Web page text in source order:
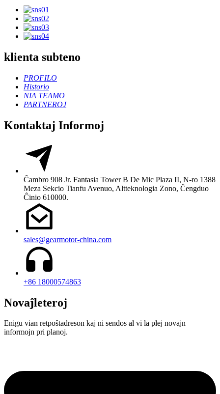
klienta subteno
PROFILO
Historio
NIA TEAMO
PARTNEROJ
Kontaktaj Informoj
Ĉambro 908 Jr. Fantasia Tower B De Mic Plaza II, N-ro 1388
Meza Sekcio Tianfu Avenuo, Altteknologia Zono, Ĉengduo
Ĉinio 610000.
sales@gearmotor-china.com
+86 18000574863
Novaĵleteroj
Enigu vian retpoŝtadreson kaj ni sendos al vi la plej novajn
informojn pri planoj.